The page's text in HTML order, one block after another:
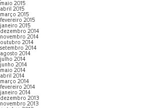
maio 2015
abril 2015
março 2015
fevereiro 2015
janeiro 2015
dezembro 2014
novembro 2014
outubro 2014
setembro 2014
agosto 2014
julho 2014
junho 2014
maio 2014
abril 2014
março 2014
fevereiro 2014
janeiro 2014
dezembro 2013
novembro 2013